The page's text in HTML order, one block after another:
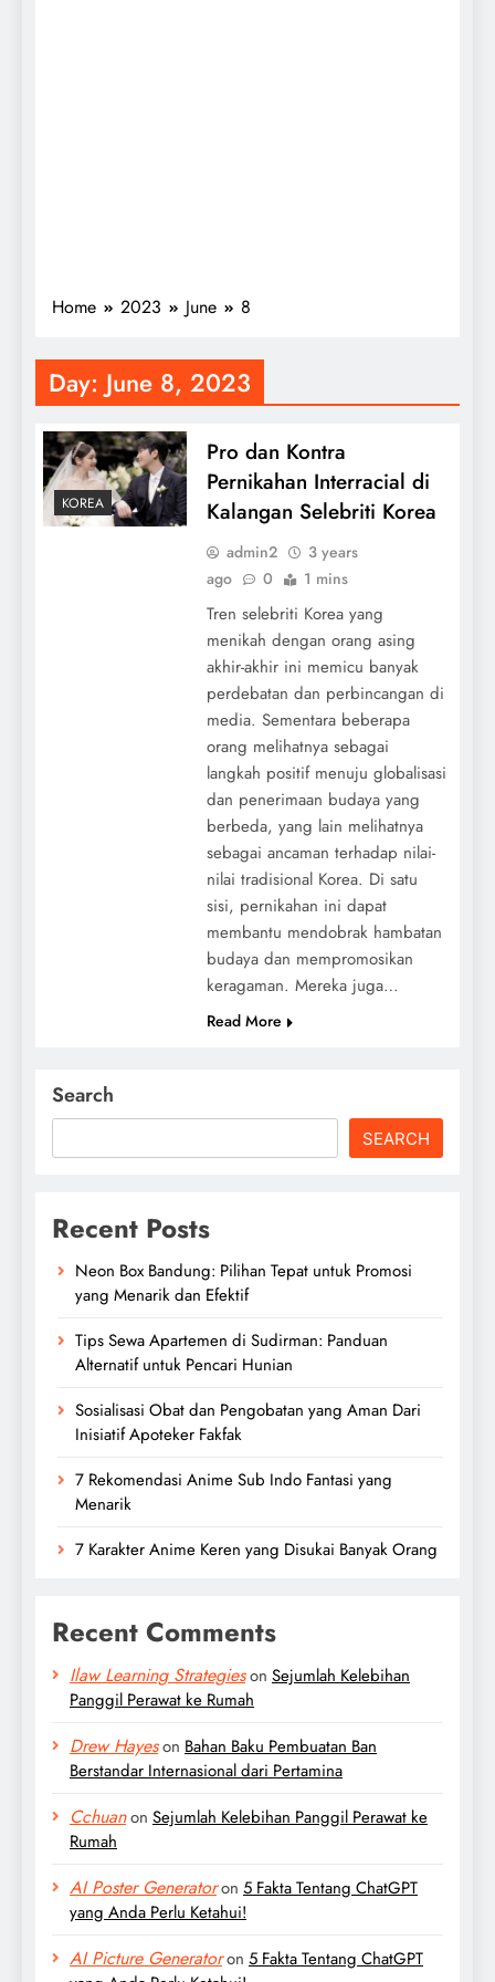
Home 2023 June 8
Day: June 8, 2023
KOREA
Pro dan Kontra
Pernikahan Interracial di
Kalangan Selebriti Korea
admin2
3 years
ago
0 1 mins
Tren selebriti Korea yang
menikah dengan orang asing
akhir-akhir ini memicu banyak
perdebatan dan perbincangan di
media. Sementara beberapa
orang melihatnya sebagai
langkah positif menuju globalisasi
dan penerimaan budaya yang
berbeda, yang lain melihatnya
sebagai ancaman terhadap nilai-
nilai tradisional Korea. Di satu
sisi, pernikahan ini dapat
membantu mendobrak hambatan
budaya dan mempromosikan
keragaman. Mereka juga…
Read More
Search
SEARCH
Recent Posts
Neon Box Bandung: Pilihan Tepat untuk Promosi
yang Menarik dan Efektif
Tips Sewa Apartemen di Sudirman: Panduan
Alternatif untuk Pencari Hunian
Sosialisasi Obat dan Pengobatan yang Aman Dari
Inisiatif Apoteker Fakfak
7 Rekomendasi Anime Sub Indo Fantasi yang
Menarik
7 Karakter Anime Keren yang Disukai Banyak Orang
Recent Comments
Ilaw Learning Strategieson Sejumlah Kelebihan
Panggil Perawat ke Rumah
Drew Hayeson Bahan Baku Pembuatan Ban
Berstandar Internasional dari Pertamina
Cchuanon Sejumlah Kelebihan Panggil Perawat ke
Rumah
AI Poster Generatoron 5 Fakta Tentang ChatGPT
yang Anda Perlu Ketahui!
AI Picture Generatoron 5 Fakta Tentang ChatGPT